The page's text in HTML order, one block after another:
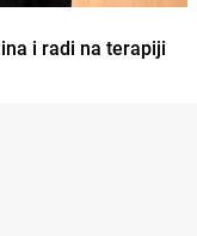
i radi na terapiji